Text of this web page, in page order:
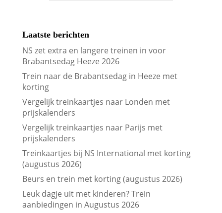
Laatste berichten
NS zet extra en langere treinen in voor
Brabantsedag Heeze 2026
Trein naar de Brabantsedag in Heeze met
korting
Vergelijk treinkaartjes naar Londen met
prijskalenders
Vergelijk treinkaartjes naar Parijs met
prijskalenders
Treinkaartjes bij NS International met korting
(augustus 2026)
Beurs en trein met korting (augustus 2026)
Leuk dagje uit met kinderen? Trein
aanbiedingen in Augustus 2026